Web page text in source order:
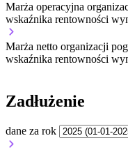
Marża operacyjna
wskaźnika rentowności
Marża netto organizacji
wskaźnika rentowności
Zadłużenie
dane za rok